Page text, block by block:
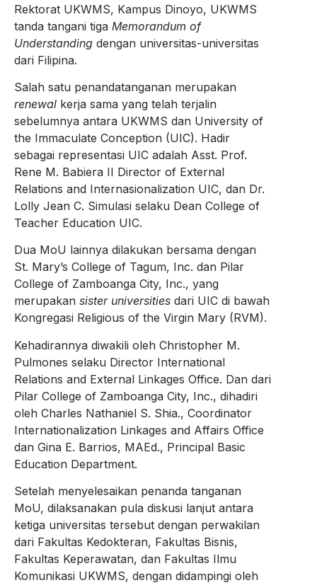
Rektorat UKWMS, Kampus Dinoyo, UKWMS
tanda tangani tiga Memorandum of
Understanding dengan universitas-universitas
dari Filipina.
Salah satu penandatanganan merupakan
renewal kerja sama yang telah terjalin
sebelumnya antara UKWMS dan University of
the Immaculate Conception (UIC). Hadir
sebagai representasi UIC adalah Asst. Prof.
Rene M. Babiera II Director of External
Relations and Internasionalization UIC, dan Dr.
Lolly Jean C. Simulasi selaku Dean College of
Teacher Education UIC.
Dua MoU lainnya dilakukan bersama dengan
St. Mary’s College of Tagum, Inc. dan Pilar
College of Zamboanga City, Inc., yang
merupakan sister universities dari UIC di bawah
Kongregasi Religious of the Virgin Mary (RVM).
Kehadirannya diwakili oleh Christopher M.
Pulmones selaku Director International
Relations and External Linkages Office. Dan dari
Pilar College of Zamboanga City, Inc., dihadiri
oleh Charles Nathaniel S. Shia., Coordinator
Internationalization Linkages and Affairs Office
dan Gina E. Barrios, MAEd., Principal Basic
Education Department.
Setelah menyelesaikan penanda tanganan
MoU, dilaksanakan pula diskusi lanjut antara
ketiga universitas tersebut dengan perwakilan
dari Fakultas Kedokteran, Fakultas Bisnis,
Fakultas Keperawatan, dan Fakultas Ilmu
Komunikasi UKWMS, dengan didampingi oleh